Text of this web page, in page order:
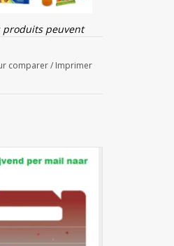
produits peuvent
plus
comparer/ Imprimer
confiserie
AU PANIER